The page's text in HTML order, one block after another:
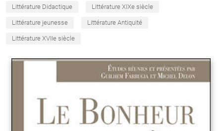
Littérature Didactique Littérature XIXe siècle
Littérature jeunesse Littérature Antiquité
Littérature XVIIe siècle